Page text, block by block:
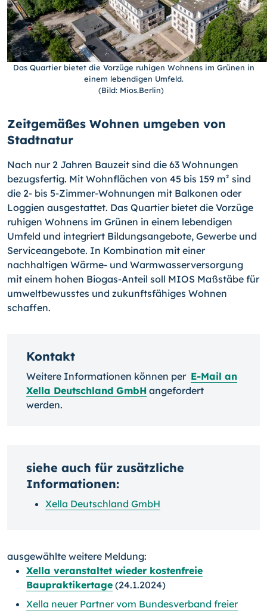
Das Quartier bietet die Vorzüge ruhigen Wohnens im Grünen in
einem lebendigen Umfeld.
(Bild: Mios.Berlin)
Zeitgemäßes Wohnen umgeben von
Stadtnatur
Nach nur 2 Jahren Bauzeit sind die 63 Wohnungen
bezugsfertig. Mit Wohnflächen von 45 bis 159 m² sind
die 2- bis 5-Zimmer-Wohnungen mit Balkonen oder
Loggien ausgestattet. Das Quartier bietet die Vorzüge
ruhigen Wohnens im Grünen in einem lebendigen
Umfeld und integriert Bildungsangebote, Gewerbe und
Serviceangebote. In Kombination mit einer
nachhaltigen Wärme- und Warmwasserversorgung
mit einem hohen Biogas-Anteil soll MIOS Maßstäbe für
umweltbewusstes und zukunftsfähiges Wohnen
schaffen.
Kontakt
Weitere Informationen können per E-Mail an
Xella Deutschland GmbH angefordert
werden.
siehe auch für zusätzliche
Informationen:
Xella Deutschland GmbH
ausgewählte weitere Meldung:
Xella veranstaltet wieder kostenfreie
Baupraktikertage (24.1.2024)
Xella neuer Partner vom Bundesverband freier